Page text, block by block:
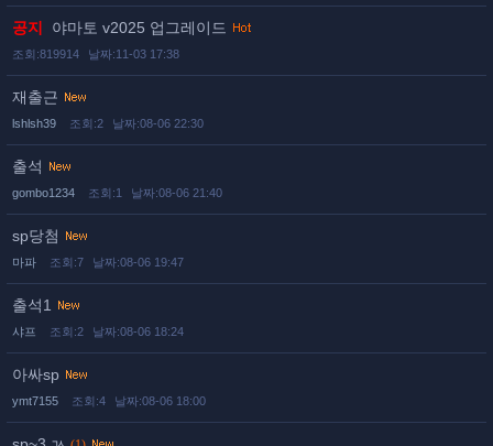
공지 야마토 v2025 업그레이드
조회:819914 날짜:11-03 17:38
재출근
lshlsh39 조회:2 날짜:08-06 22:30
출석
gombo1234 조회:1 날짜:08-06 21:40
sp당첨
마파 조회:7 날짜:08-06 19:47
출석1
샤프 조회:2 날짜:08-06 18:24
아싸sp
ymt7155 조회:4 날짜:08-06 18:00